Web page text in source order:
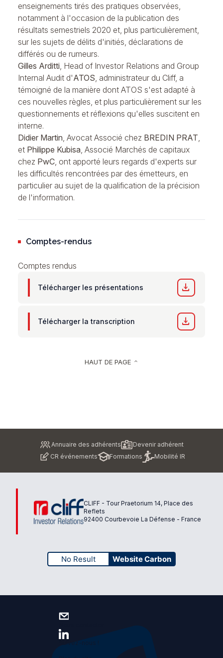
enseignements tirés des pratiques observées,
notamment à l'occasion de la publication des
résultats semestriels 2020 et, plus particulièrement,
sur les sujets de délits d'initiés, déclarations de
différés ou de rumeurs.
Gilles Arditti, Head of Investor Relations and Group
Internal Audit d'ATOS, administrateur du Cliff, a
témoigné de la manière dont ATOS s'est adapté à
ces nouvelles règles, et plus particulièrement sur les
questionnements et réflexions qu'elles suscitent en
interne.
Didier Martin, Avocat Associé chez BREDIN PRAT,
et Philippe Kubisa, Associé Marchés de capitaux
chez PwC, ont apporté leurs regards d'experts sur
les difficultés rencontrées par des émetteurs, en
particulier au sujet de la qualification de la précision
de l'information.
Comptes-rendus
Comptes rendus
Télécharger les présentations download
Télécharger la transcription download
HAUT DE PAGE keyboard_arrow_up
Annuaire des adhérents
Devenir adhérent
CR événements
Formations Mobilité IR
CLIFF - Tour Praetorium 14, Place des
Reflets
92400 Courbevoie La Défense - France
No Result Website Carbon